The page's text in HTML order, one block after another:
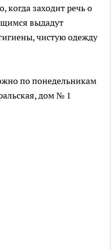
когда заходит речь о
выдадут
чистую одежду
по понедельникам
дом № 1